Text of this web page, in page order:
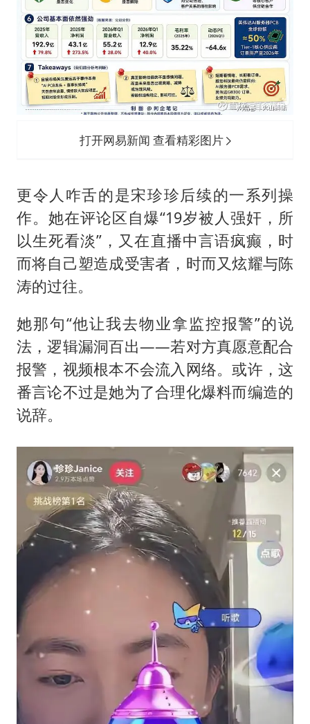
打开网易新闻 查看精彩图片
更令人咋舌的是宋珍珍后续的一系列操
作。她在评论区自爆“19岁被人强奸，所
以生死看淡”，又在直播中言语疯癫，时
而将自己塑造成受害者，时而又炫耀与陈
涛的过往。
她那句“他让我去物业拿监控报警”的说
法，逻辑漏洞百出——若对方真愿意配合
报警，视频根本不会流入网络。或许，这
番言论不过是她为了合理化爆料而编造的
说辞。